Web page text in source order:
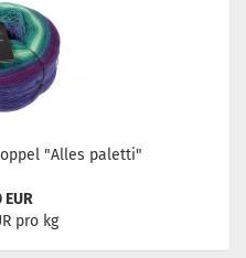
"Alles paletti"
EUR
pro kg